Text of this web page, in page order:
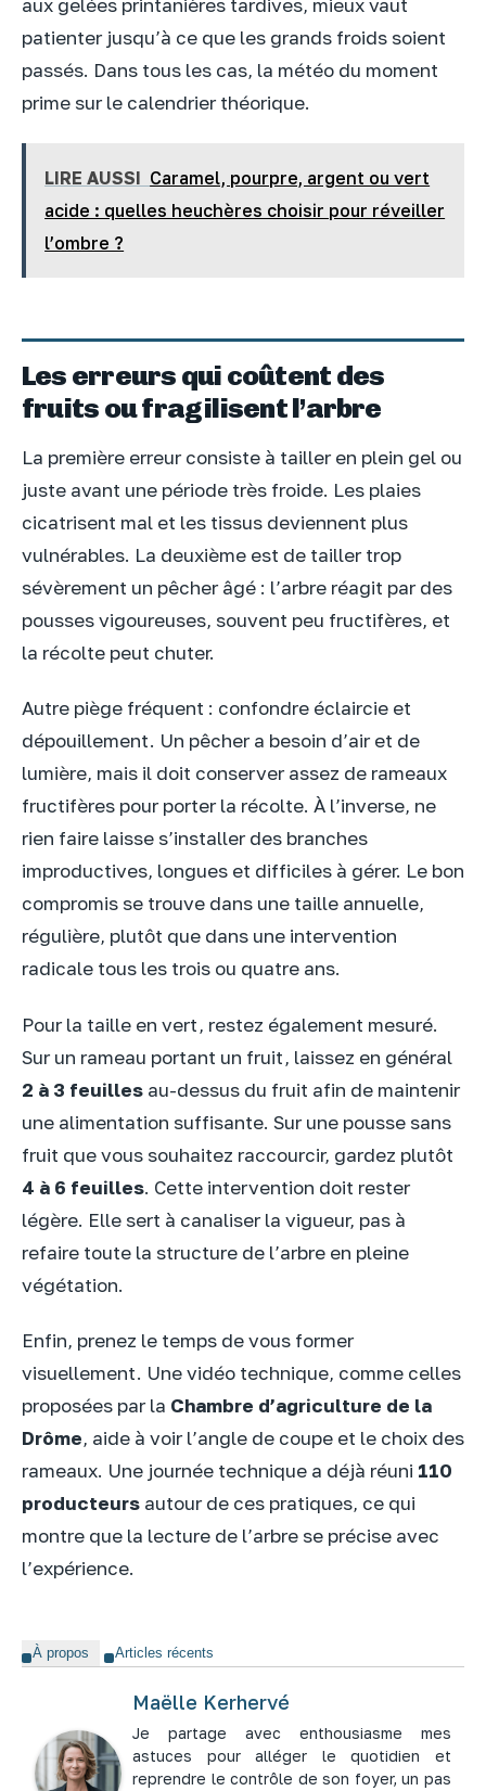
aux gelées printanières tardives, mieux vaut
patienter jusqu’à ce que les grands froids soient
passés. Dans tous les cas, la météo du moment
prime sur le calendrier théorique.
LIRE AUSSI Caramel, pourpre, argent ou vert
acide : quelles heuchères choisir pour réveiller
l’ombre ?
Les erreurs qui coûtent des
fruits ou fragilisent l’arbre
La première erreur consiste à tailler en plein gel ou
juste avant une période très froide. Les plaies
cicatrisent mal et les tissus deviennent plus
vulnérables. La deuxième est de tailler trop
sévèrement un pêcher âgé : l’arbre réagit par des
pousses vigoureuses, souvent peu fructifères, et
la récolte peut chuter.
Autre piège fréquent : confondre éclaircie et
dépouillement. Un pêcher a besoin d’air et de
lumière, mais il doit conserver assez de rameaux
fructifères pour porter la récolte. À l’inverse, ne
rien faire laisse s’installer des branches
improductives, longues et difficiles à gérer. Le bon
compromis se trouve dans une taille annuelle,
régulière, plutôt que dans une intervention
radicale tous les trois ou quatre ans.
Pour la taille en vert, restez également mesuré.
Sur un rameau portant un fruit, laissez en général
2 à 3 feuilles au-dessus du fruit afin de maintenir
une alimentation suffisante. Sur une pousse sans
fruit que vous souhaitez raccourcir, gardez plutôt
4 à 6 feuilles. Cette intervention doit rester
légère. Elle sert à canaliser la vigueur, pas à
refaire toute la structure de l’arbre en pleine
végétation.
Enfin, prenez le temps de vous former
visuellement. Une vidéo technique, comme celles
proposées par la Chambre d’agriculture de la
Drôme, aide à voir l’angle de coupe et le choix des
rameaux. Une journée technique a déjà réuni 110
producteurs autour de ces pratiques, ce qui
montre que la lecture de l’arbre se précise avec
l’expérience.
À propos Articles récents
Maëlle Kerhervé
Je partage avec enthousiasme mes
astuces pour alléger le quotidien et
reprendre le contrôle de son foyer, un pas